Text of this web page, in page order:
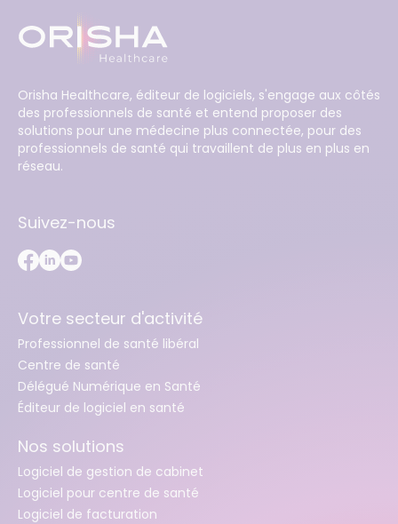
Orisha Healthcare, éditeur de logiciels, s'engage aux côtés
des professionnels de santé et entend proposer des
solutions pour une médecine plus connectée, pour des
professionnels de santé qui travaillent de plus en plus en
réseau.
Suivez-nous
Votre secteur d'activité
Professionnel de santé libéral
Centre de santé
Délégué Numérique en Santé
Éditeur de logiciel en santé
Nos solutions
Logiciel de gestion de cabinet
Logiciel pour centre de santé
Logiciel de facturation